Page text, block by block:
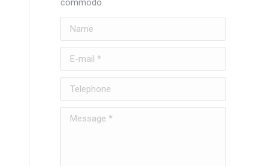
commodo.
Name
E-mail *
Telephone
Message *